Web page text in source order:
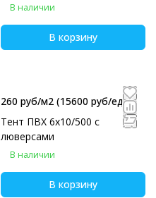
В наличии
В корзину
260 руб/м2 (15600 руб/eд)
Тент ПВХ 6х10/500 с
люверсами
В наличии
В корзину